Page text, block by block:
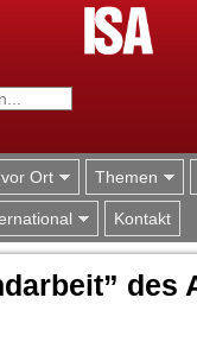
Jump to navigation
Ort Themen
Kontakt
des